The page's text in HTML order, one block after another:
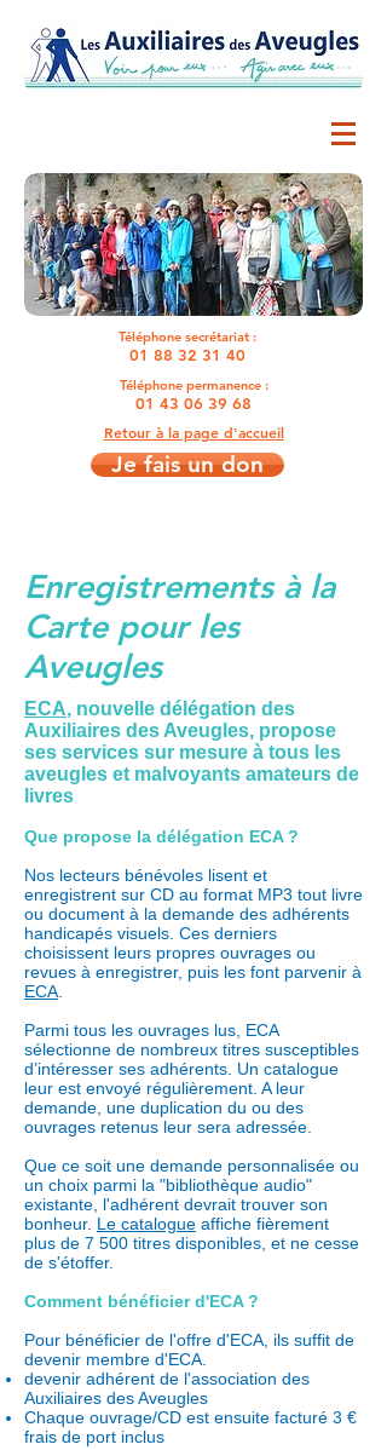
Téléphone secrétariat :
01 88 32 31 40
Téléphone permanence :
01 43 06 39 68
Retour à la page d'accueil
Je fais un don
Enregistrements à la
Carte pour les
Aveugles
ECA, nouvelle délégation des
Auxiliaires des Aveugles, propose
ses services sur mesure à tous les
aveugles et malvoyants amateurs de
livres
Que propose la délégation ECA ?
Nos lecteurs bénévoles lisent et
enregistrent sur CD au format MP3 tout livre
ou document à la demande des adhérents
handicapés visuels. Ces derniers
choisissent leurs propres ouvrages ou
revues à enregistrer, puis les font parvenir à
ECA
Parmi tous les ouvrages lus, ECA
sélectionne de nombreux titres susceptibles
d’intéresser ses adhérents. Un catalogue
leur est envoyé régulièrement. A leur
demande, une duplication du ou des
ouvrages retenus leur sera adressée.
Que ce soit une demande personnalisée ou
un choix parmi la "bibliothèque audio"
existante, l'adhérent devrait trouver son
bonheur. Le catalogue affiche fièrement
plus de 7 500 titres disponibles, et ne cesse
de s'étoffer.
Comment bénéficier d'ECA ?
Pour bénéficier de l'offre d'ECA, ils suffit de
devenir membre d'ECA.
devenir adhérent de l'association des
Auxiliaires des Aveugles
Chaque ouvrage/CD est ensuite facturé 3 €
frais de port inclus